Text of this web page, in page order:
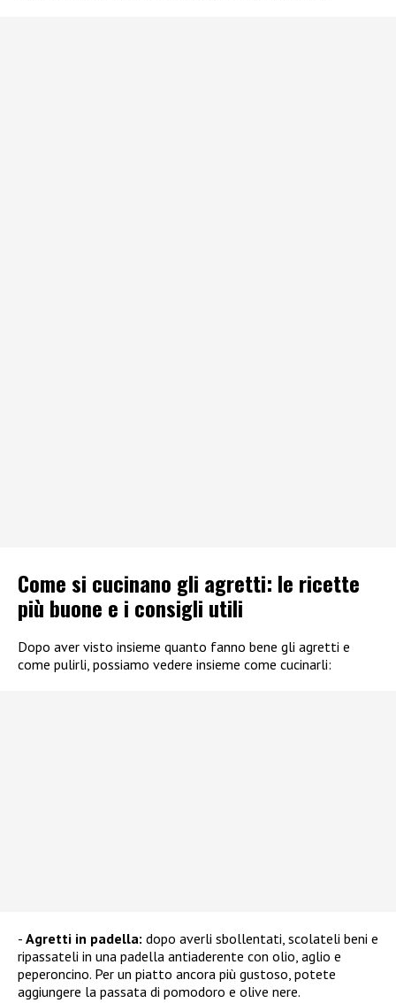
Come si cucinano gli agretti: le ricette
più buone e i consigli utili
Dopo aver visto insieme quanto fanno bene gli agretti e
come pulirli, possiamo vedere insieme come cucinarli:
Agretti in padella: dopo averli sbollentati, scolateli beni e
ripassateli in una padella antiaderente con olio, aglio e
peperoncino. Per un piatto ancora più gustoso, potete
aggiungere la passata di pomodoro e olive nere.